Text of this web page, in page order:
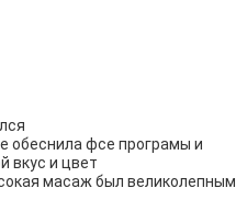
обеснила фсе програмы и
вкус и цвет
масаж был великолепным